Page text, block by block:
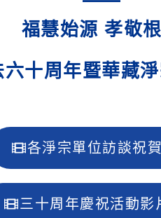
福慧始源 孝敬
十周年暨華藏
各淨宗單位訪談祝
三十周年慶祝活動影